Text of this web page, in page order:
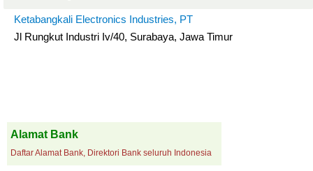
Ketabangkali Electronics Industries, PT
Jl Rungkut Industri Iv/40, Surabaya, Jawa Timur
Alamat Bank
Daftar Alamat Bank, Direktori Bank seluruh Indonesia